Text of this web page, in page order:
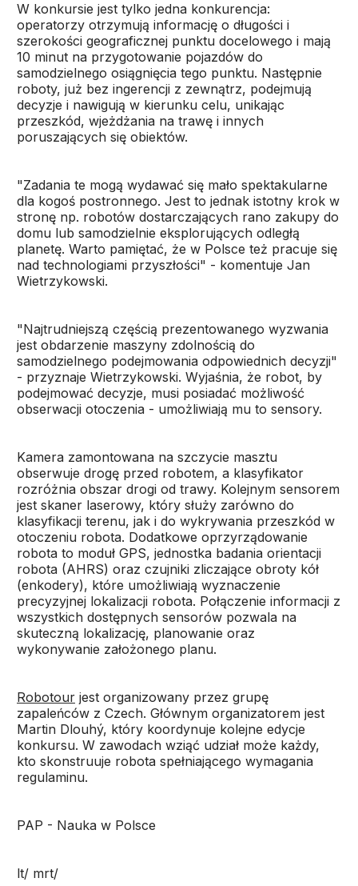
W konkursie jest tylko jedna konkurencja:
operatorzy otrzymują informację o długości i
szerokości geograficznej punktu docelowego i mają
10 minut na przygotowanie pojazdów do
samodzielnego osiągnięcia tego punktu. Następnie
roboty, już bez ingerencji z zewnątrz, podejmują
decyzje i nawigują w kierunku celu, unikając
przeszkód, wjeżdżania na trawę i innych
poruszających się obiektów.
"Zadania te mogą wydawać się mało spektakularne
dla kogoś postronnego. Jest to jednak istotny krok w
stronę np. robotów dostarczających rano zakupy do
domu lub samodzielnie eksplorujących odległą
planetę. Warto pamiętać, że w Polsce też pracuje się
nad technologiami przyszłości" - komentuje Jan
Wietrzykowski.
"Najtrudniejszą częścią prezentowanego wyzwania
jest obdarzenie maszyny zdolnością do
samodzielnego podejmowania odpowiednich decyzji"
- przyznaje Wietrzykowski. Wyjaśnia, że robot, by
podejmować decyzje, musi posiadać możliwość
obserwacji otoczenia - umożliwiają mu to sensory.
Kamera zamontowana na szczycie masztu
obserwuje drogę przed robotem, a klasyfikator
rozróżnia obszar drogi od trawy. Kolejnym sensorem
jest skaner laserowy, który służy zarówno do
klasyfikacji terenu, jak i do wykrywania przeszkód w
otoczeniu robota. Dodatkowe oprzyrządowanie
robota to moduł GPS, jednostka badania orientacji
robota (AHRS) oraz czujniki zliczające obroty kół
(enkodery), które umożliwiają wyznaczenie
precyzyjnej lokalizacji robota. Połączenie informacji z
wszystkich dostępnych sensorów pozwala na
skuteczną lokalizację, planowanie oraz
wykonywanie założonego planu.
Robotour jest organizowany przez grupę
zapaleńców z Czech. Głównym organizatorem jest
Martin Dlouhý, który koordynuje kolejne edycje
konkursu. W zawodach wziąć udział może każdy,
kto skonstruuje robota spełniającego wymagania
regulaminu.
PAP - Nauka w Polsce
lt/ mrt/